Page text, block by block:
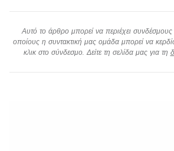
Αυτό το άρθρο μπορεί να περιέχει
οποίους η συντακτική μας ομάδα μπορεί να
κλικ στο σύνδεσμο. Δείτε τη σελίδα μας για τη